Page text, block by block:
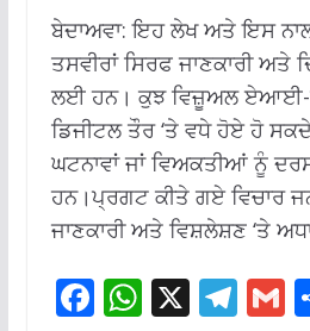
ਬੇਦਾਅਵਾ: ਇਹ ਲੇਖ ਅਤੇ ਇਸ
ਤਸਵੀਰਾਂ ਸਿਰਫ ਜਾਣਕਾਰੀ ਅਤੇ
ਲਈ ਹਨ। ਕੁਝ ਵਿਜ਼ੂਅਲ ਏਆਈ-
ਡਿਜੀਟਲ ਤੌਰ ‘ਤੇ ਵਧੇ ਹੋਏ ਹੋ
ਘਟਨਾਵਾਂ ਜਾਂ ਵਿਅਕਤੀਆਂ ਨੂੰ
ਹਨ।ਪ੍ਰਗਟ ਕੀਤੇ ਗਏ ਵਿਚਾਰ
ਜਾਣਕਾਰੀ ਅਤੇ ਵਿਸ਼ਲੇਸ਼ਣ ‘ਤੇ
F W X T